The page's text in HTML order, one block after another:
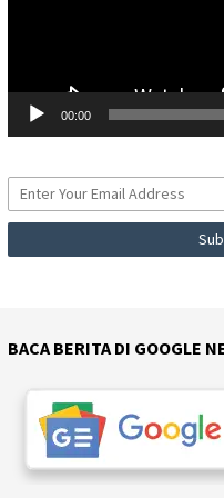
00:00
BACA BERITA DI GOOGLE